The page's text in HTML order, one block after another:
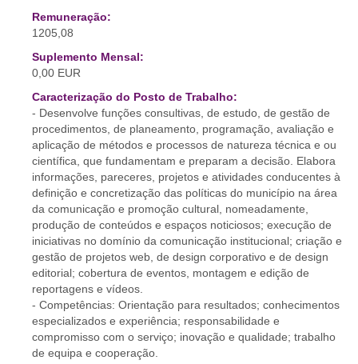
Remuneração:
1205,08
Suplemento Mensal:
0,00 EUR
Caracterização do Posto de Trabalho:
- Desenvolve funções consultivas, de estudo, de gestão de
procedimentos, de planeamento, programação, avaliação e
aplicação de métodos e processos de natureza técnica e ou
científica, que fundamentam e preparam a decisão. Elabora
informações, pareceres, projetos e atividades conducentes à
definição e concretização das políticas do município na área
da comunicação e promoção cultural, nomeadamente,
produção de conteúdos e espaços noticiosos; execução de
iniciativas no domínio da comunicação institucional; criação e
gestão de projetos web, de design corporativo e de design
editorial; cobertura de eventos, montagem e edição de
reportagens e vídeos.
- Competências: Orientação para resultados; conhecimentos
especializados e experiência; responsabilidade e
compromisso com o serviço; inovação e qualidade; trabalho
de equipa e cooperação.